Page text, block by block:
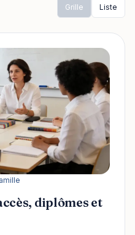
Grille Liste
diplômes et